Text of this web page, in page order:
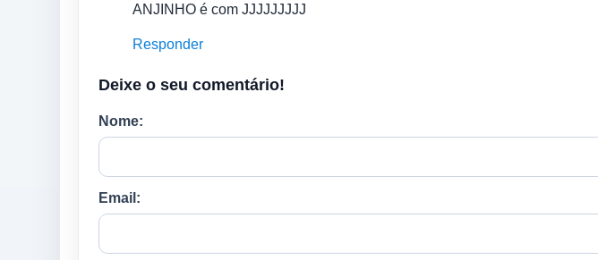
ANJINHO é com JJJJJJJJJ
Responder
Deixe o seu comentário!
Nome:
Email: